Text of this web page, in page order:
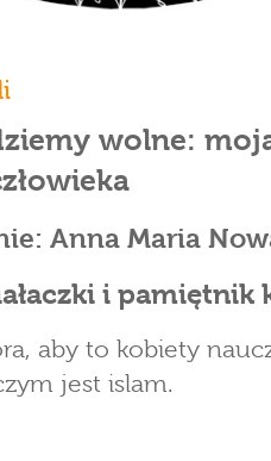
wolne:
Anna Maria
i pamiętnik
aby to kobiety
jest islam.